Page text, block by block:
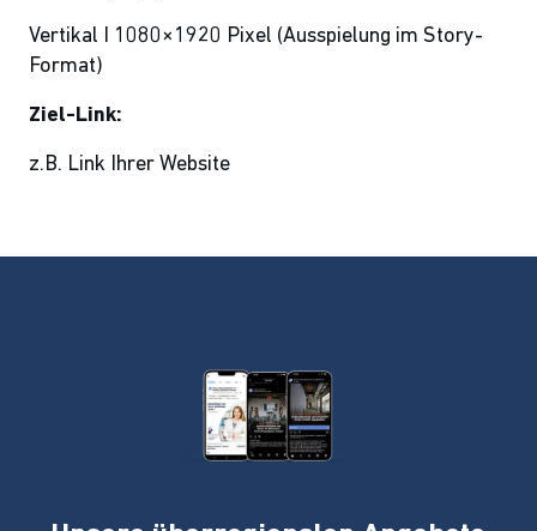
Vertikal I 1080×1920 Pixel (Ausspielung im Story-
Format)
Ziel-Link:
z.B. Link Ihrer Website